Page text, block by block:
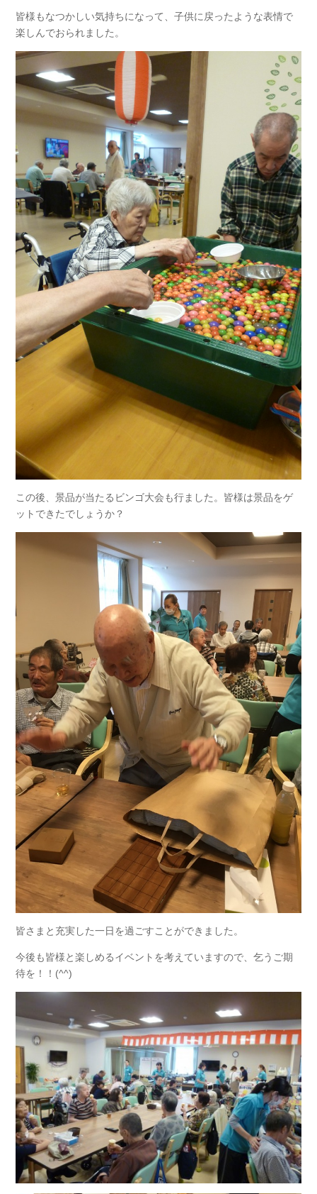
皆様もなつかしい気持ちになって、子供に戻ったような表情で
楽しんでおられました。
この後、景品が当たるビンゴ大会も行ました。皆様は景品をゲ
ットできたでしょうか？
皆さまと充実した一日を過ごすことができました。
今後も皆様と楽しめるイベントを考えていますので、乞うご期
待を！！(^^)